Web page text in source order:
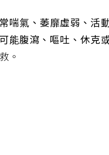
喘氣、萎靡虛弱、活
能腹瀉、嘔吐、休克
。